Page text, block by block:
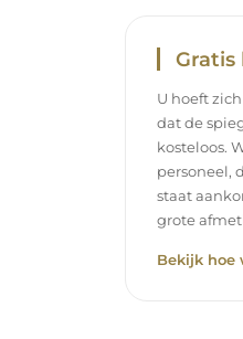
Gratis
U hoeft
dat de
kosteloos.
personeel,
staat
grote
Bekijk hoe